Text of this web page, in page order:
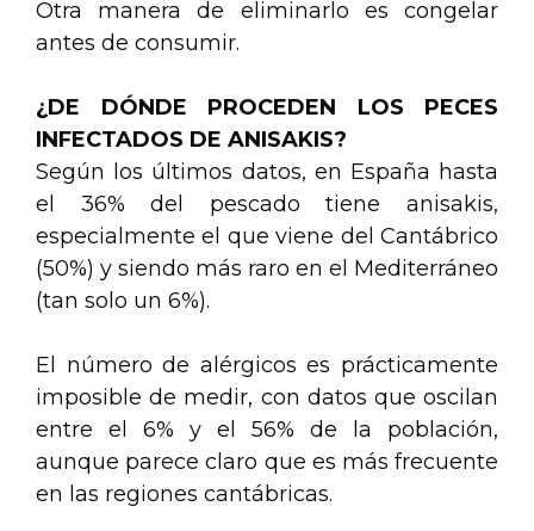
Otra manera de eliminarlo es congelar
antes de consumir.
¿DE DÓNDE PROCEDEN LOS PECES
INFECTADOS DE ANISAKIS?
Según los últimos datos, en España hasta
el 36% del pescado tiene anisakis,
especialmente el que viene del Cantábrico
(50%) y siendo más raro en el Mediterráneo
(tan solo un 6%).
El número de alérgicos es prácticamente
imposible de medir, con datos que oscilan
entre el 6% y el 56% de la población,
aunque parece claro que es más frecuente
en las regiones cantábricas.